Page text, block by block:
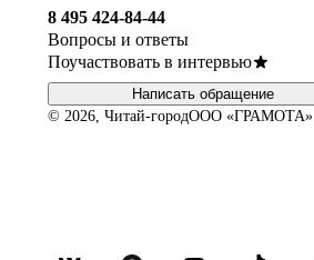
8 495 424-84-44
Вопросы и ответы
Поучаствовать в интервью
Написать обращение
© 2026, Читай-городООО «ГРАМОТА»